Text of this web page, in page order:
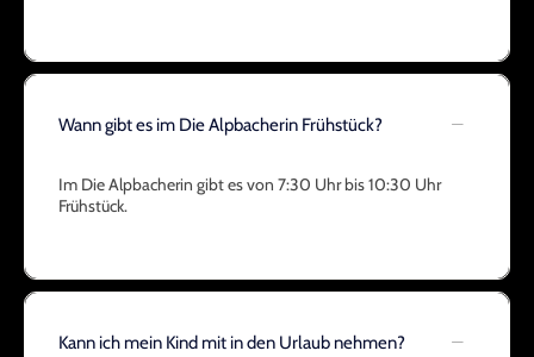
Wann gibt es im Die Alpbacherin Frühstück?
Im Die Alpbacherin gibt es von 7:30 Uhr bis 10:30 Uhr
Frühstück.
Kann ich mein Kind mit in den Urlaub nehmen?